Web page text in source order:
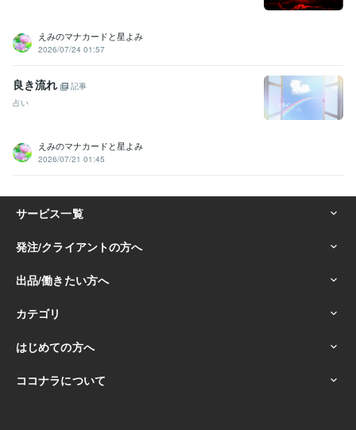
えみのマナカードと星よみ
2026/07/24 01:57
良き流れ
記事
占い
えみのマナカードと星よみ
2026/07/21 01:45